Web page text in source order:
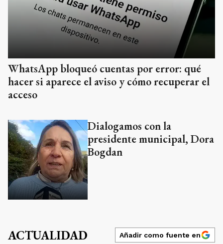
WhatsApp bloqueó cuentas por error: qué
hacer si aparece el aviso y cómo recuperar el
acceso
Dialogamos con la
presidente municipal, Dora
Bogdan
ACTUALIDAD Añadir como fuente en